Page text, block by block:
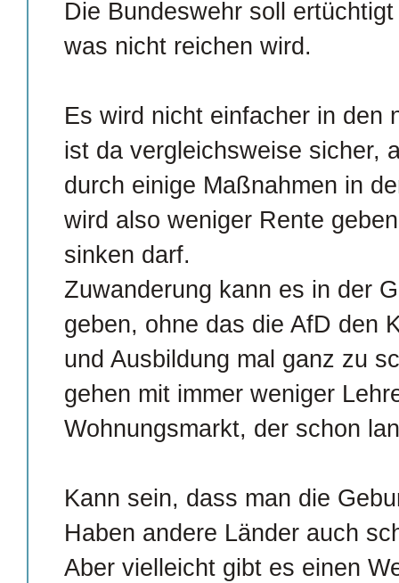
Die Bundeswehr soll
was nicht reichen wird.
Es wird nicht einfacher in den
ist da vergleichsweise sicher,
durch einige Maßnahmen in
wird also weniger Rente
sinken darf.
Zuwanderung kann es in der
geben, ohne das die AfD den
und Ausbildung mal ganz zu
gehen mit immer weniger
Wohnungsmarkt, der schon
Kann sein, dass man die
Haben andere Länder auch
Aber vielleicht gibt es einen